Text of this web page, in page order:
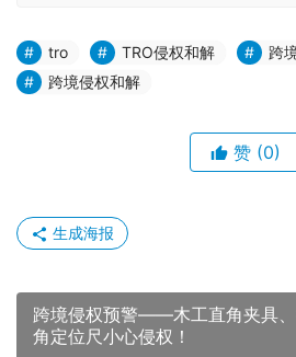
tro TRO侵权和解
跨
跨境侵权和解
赞 (0)
生成海报
跨境侵权预警——木工直角夹具
角定位尺小心侵权！